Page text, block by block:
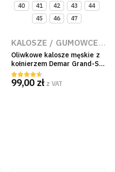
,BUTY
40 41 42 43
44
45
46 47
KALOSZE / GUMOWCE ROBOCZE
Oliwkowe kalosze męskie z
kołnierzem Demar Grand-S z
PVC wodoszczelne
4.50out of 5
99,00 zł z VAT